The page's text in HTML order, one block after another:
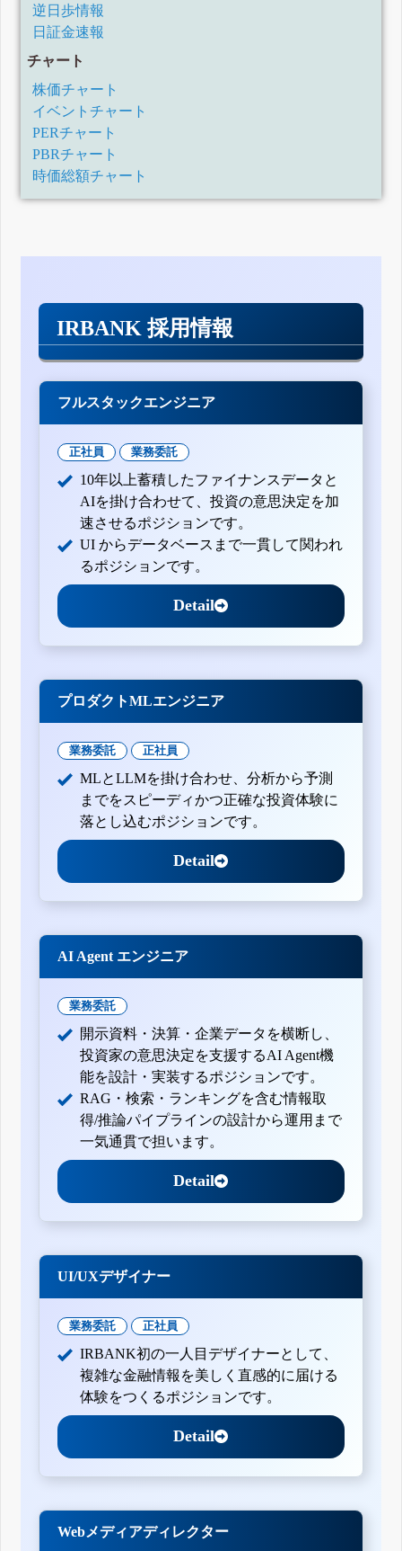
逆日歩情報
日証金速報
チャート
株価チャート
イベントチャート
PERチャート
PBRチャート
時価総額チャート
IRBANK 採用情報
フルスタックエンジニア
正社員 業務委託
10年以上蓄積したファイナンスデータと
AIを掛け合わせて、投資の意思決定を加
速させるポジションです。
UI からデータベースまで一貫して関われ
るポジションです。
Detail
プロダクトMLエンジニア
業務委託 正社員
MLとLLMを掛け合わせ、分析から予測
までをスピーディかつ正確な投資体験に
落とし込むポジションです。
Detail
AI Agent エンジニア
業務委託
開示資料・決算・企業データを横断し、
投資家の意思決定を支援するAI Agent機
能を設計・実装するポジションです。
RAG・検索・ランキングを含む情報取
得/推論パイプラインの設計から運用まで
一気通貫で担います。
Detail
UI/UXデザイナー
業務委託 正社員
IRBANK初の一人目デザイナーとして、
複雑な金融情報を美しく直感的に届ける
体験をつくるポジションです。
Detail
Webメディアディレクター